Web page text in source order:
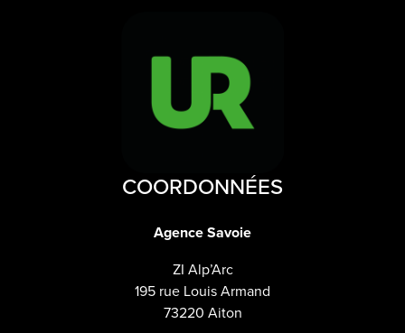
COORDONNÉES
Agence Savoie
ZI Alp’Arc
195 rue Louis Armand
73220 Aiton